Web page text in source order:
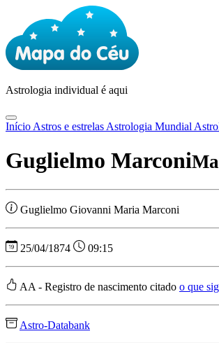
Astrologia individual é aqui
Início Astros e estrelas Astrologia Mundial
Guglielmo Marconi
Guglielmo Giovanni Maria Marconi
25/04/1874 09:15
AA - Registro de nascimento citado o que
Astro-Databank